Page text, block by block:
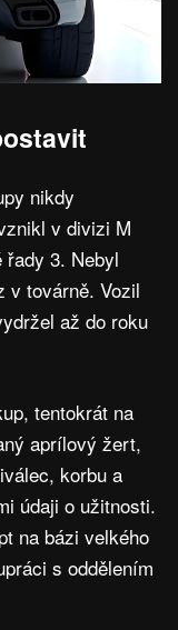
nikdy
v divizi M
řady 3. Nebyl
v továrně. Vozil
až do roku
tentokrát na
aprílový žert,
korbu a
údaji o užitnosti.
na bázi velkého
s oddělením